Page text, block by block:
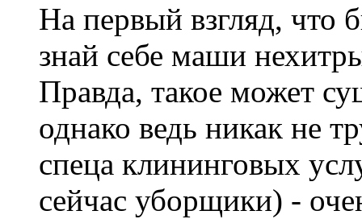
На первый взгляд, что
знай себе маши
Правда, такое может
однако ведь никак не
спеца клининговых
сейчас уборщики) -